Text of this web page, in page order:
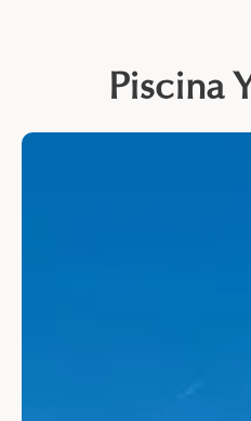
Piscina